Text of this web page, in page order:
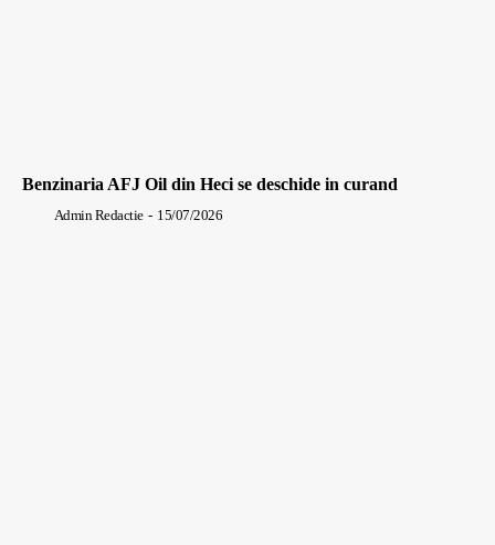
Benzinaria AFJ Oil din Heci se deschide in curand
Admin Redactie - 15/07/2026